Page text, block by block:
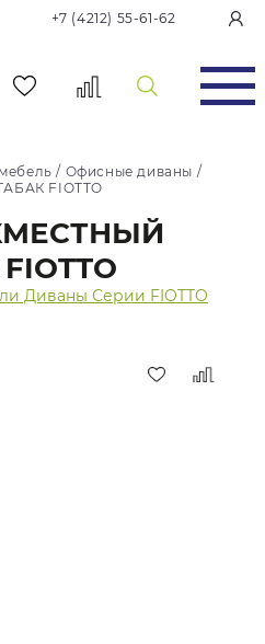
+7 (4212) 55-61-62
/ Офисные диваны /
FIOTTO
Диваны Серии FIOTTO